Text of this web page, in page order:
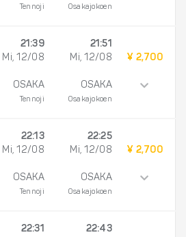
Tennoji Osakajokoen
21:39
Mi, 12/08
OSAKA
Tennoji
21:51
Mi, 12/08
OSAKA
Osakajokoen
¥ 2,700
22:13
Mi, 12/08
OSAKA
Tennoji
22:25
Mi, 12/08
OSAKA
Osakajokoen
¥ 2,700
22:31
22:43